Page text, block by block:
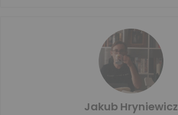
Jakub Hryniewicz